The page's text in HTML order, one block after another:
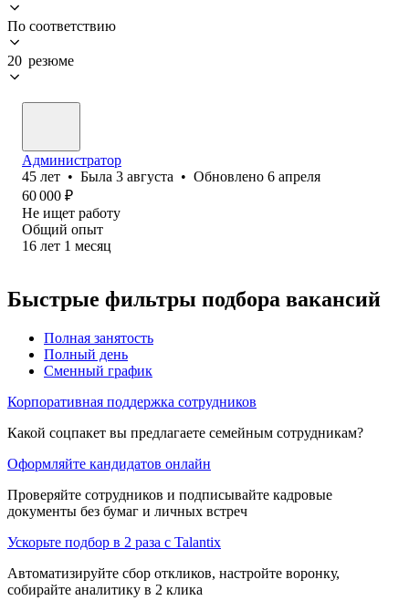
По соответствию
20 резюме
Администратор
45 лет • Была 3 августа • Обновлено 6 апреля
60 000 ₽
Не ищет работу
Общий опыт
16 лет 1 месяц
Быстрые фильтры подбора вакансий
Полная занятость
Полный день
Сменный график
Корпоративная поддержка сотрудников
Какой соцпакет вы предлагаете семейным сотрудникам?
Оформляйте кандидатов онлайн
Проверяйте сотрудников и подписывайте кадровые
документы без бумаг и личных встреч
Ускорьте подбор в 2 раза с Talantix
Автоматизируйте сбор откликов, настройте воронку,
собирайте аналитику в 2 клика